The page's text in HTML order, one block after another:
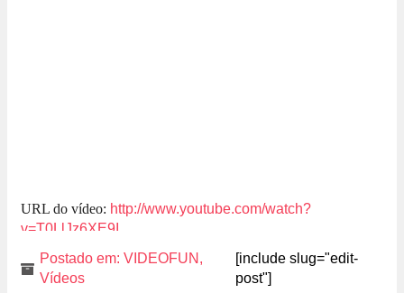
URL do vídeo: http://www.youtube.com/watch?
v=T0LlJz6XE9I
Postado em: VIDEOFUN ,
Vídeos
[include slug="edit-
post"]